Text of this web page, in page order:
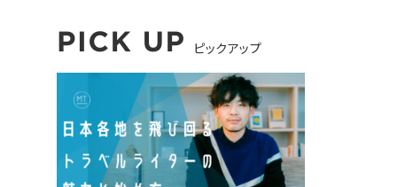
ピックアップ